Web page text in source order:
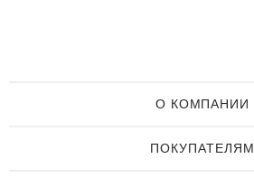
О КОМПАНИИ
ПОКУПАТЕЛЯМ